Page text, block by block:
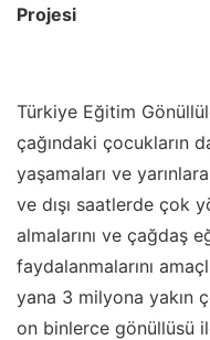
Projesi
Türkiye Eğitim
çağındaki çocukların
yaşamaları ve
ve dışı saatlerde çok
almalarını ve çağdaş
faydalanmalarını
yana 3 milyona yakın
on binlerce gönüllüsü